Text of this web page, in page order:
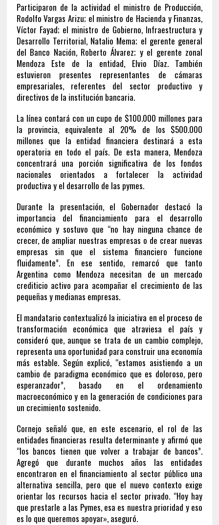
Participaron de la actividad el ministro de Producción,
Rodolfo Vargas Arizu; el ministro de Hacienda y Finanzas,
Víctor Fayad; el ministro de Gobierno, Infraestructura y
Desarrollo Territorial, Natalio Mema; el gerente general
del Banco Nación, Roberto Álvarez; y el gerente zonal
Mendoza Este de la entidad, Elvio Díaz. También
estuvieron presentes representantes de cámaras
empresariales, referentes del sector productivo y
directivos de la institución bancaria.
La línea contará con un cupo de $100.000 millones para
la provincia, equivalente al 20% de los $500.000
millones que la entidad financiera destinará a esta
operatoria en todo el país. De esta manera, Mendoza
concentrará una porción significativa de los fondos
nacionales orientados a fortalecer la actividad
productiva y el desarrollo de las pymes.
Durante la presentación, el Gobernador destacó la
importancia del financiamiento para el desarrollo
económico y sostuvo que “no hay ninguna chance de
crecer, de ampliar nuestras empresas o de crear nuevas
empresas sin que el sistema financiero funcione
fluidamente”. En ese sentido, remarcó que tanto
Argentina como Mendoza necesitan de un mercado
crediticio activo para acompañar el crecimiento de las
pequeñas y medianas empresas.
El mandatario contextualizó la iniciativa en el proceso de
transformación económica que atraviesa el país y
consideró que, aunque se trata de un cambio complejo,
representa una oportunidad para construir una economía
más estable. Según explicó, “estamos asistiendo a un
cambio de paradigma económico que es doloroso, pero
esperanzador”, basado en el ordenamiento
macroeconómico y en la generación de condiciones para
un crecimiento sostenido.
Cornejo señaló que, en este escenario, el rol de las
entidades financieras resulta determinante y afirmó que
“los bancos tienen que volver a trabajar de bancos”.
Agregó que durante muchos años las entidades
encontraron en el financiamiento al sector público una
alternativa sencilla, pero que el nuevo contexto exige
orientar los recursos hacia el sector privado. “Hoy hay
que prestarle a las Pymes, esa es nuestra prioridad y eso
es lo que queremos apoyar», aseguró.